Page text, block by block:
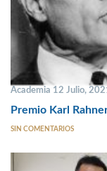
Academia 12 Julio,
Premio Karl
SIN COMENTARIOS